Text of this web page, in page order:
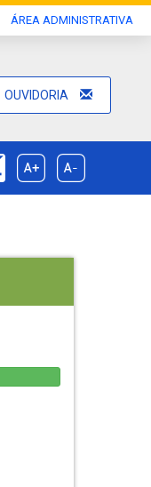
ÁREA ADMINISTRATIVA
OUVIDORIA